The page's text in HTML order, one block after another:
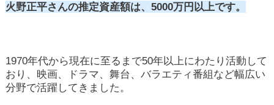
火野正平さんの推定資産額は、5000万円以上です。
1970年代から現在に至るまで50年以上にわたり活動して
おり、映画、ドラマ、舞台、バラエティ番組など幅広い
分野で活躍してきました。